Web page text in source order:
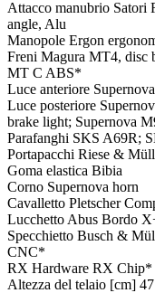
Attacco manubrio Satori
angle, Alu
Manopole Ergon
Freni Magura MT4, disc
MT C ABS*
Luce anteriore
Luce posteriore
brake light; Supernova
Parafanghi SKS A69R;
Portapacchi Riese &
Goma elastica Bibia
Corno Supernova horn
Cavalletto Pletscher
Lucchetto Abus Bordo
Specchietto Busch &
CNC*
RX Hardware RX Chip*
Altezza del telaio [cm]